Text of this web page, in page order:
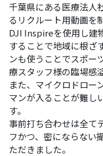
千葉県にある医療法人
るリクルート用動画を
DJI Inspireを使用し建
することで地域に根ざ
ンも使うことでスポー
療スタッフ様の臨場感
また、マイクロドロー
マンが入ることが難し
す。
事前打ち合わせは全て
フかつ、密にならない
ただきました。